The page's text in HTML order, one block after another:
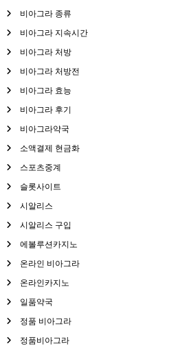
비아그라 종류
비아그라 지속시간
비아그라 처방
비아그라 처방전
비아그라 효능
비아그라 후기
비아그라약국
소액결제 현금화
스포츠중계
슬롯사이트
시알리스
시알리스 구입
에볼루션카지노
온라인 비아그라
온라인카지노
일품약국
정품 비아그라
정품비아그라